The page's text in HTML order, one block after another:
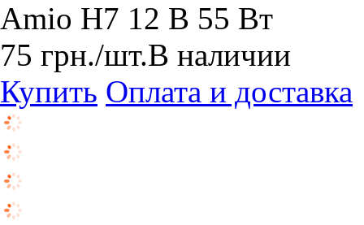
Amio H7 12 В 55 Вт
75 грн./шт.В наличии
Купить Оплата и доставка